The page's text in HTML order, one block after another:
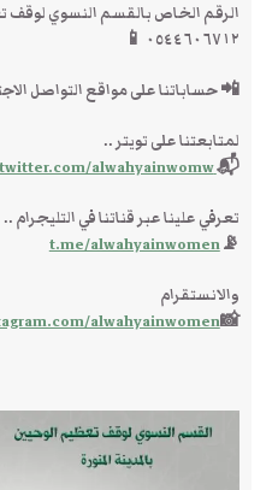
الرقم الخاص بالقسم النسوي لوقف
٠٥٤٤٦٠٦٧١٢ 📱
📲 حساباتنا على مواقع التواصل
لمتابعتنا على تويتر ..
📬
https://twitter.com/alwahyainwomw
تعرفي علينا عبر قناتنا في التليجرام ..
📡
t.me/alwahyainwomen
والانستقرام
📸
alwahyainwomen